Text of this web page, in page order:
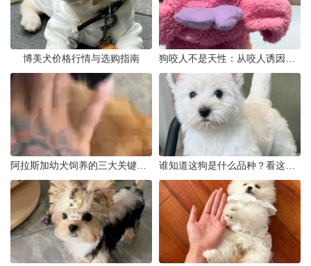
博美犬价格行情与选购指南